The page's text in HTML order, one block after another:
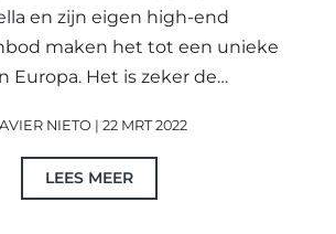
en zijn eigen high-end
maken het tot een unieke
Europa. Het is zeker de…
NIETO | 22 MRT 2022
LEES MEER